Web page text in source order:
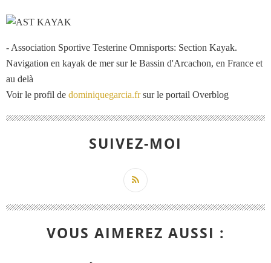
- Association Sportive Testerine Omnisports: Section Kayak.
Navigation en kayak de mer sur le Bassin d'Arcachon, en France et
au delà
Voir le profil de dominiquegarcia.frsur le portail Overblog
SUIVEZ-MOI
VOUS AIMEREZ AUSSI :